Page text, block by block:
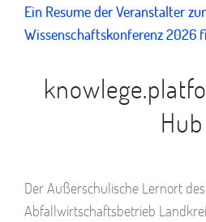
Ein Resume der Veranstalter zur
Wissenschaftskonferenz 2026
Hub
Der Außerschulische Lernort des
Abfallwirtschaftsbetrieb